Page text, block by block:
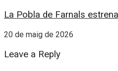
La Pobla de Farnals
20 de maig de 2026
Leave a Reply